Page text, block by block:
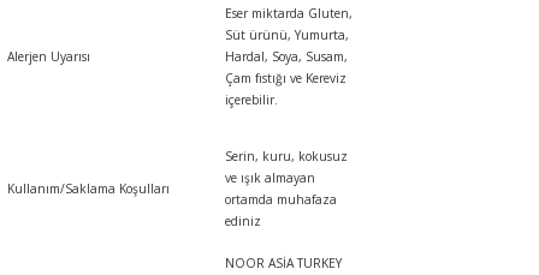
Alerjen Uyarısı
Eser miktarda Gluten,
Süt ürünü, Yumurta,
Hardal, Soya, Susam,
Çam fıstığı ve Kereviz
içerebilir.
Kullanım/Saklama Koşulları
Serin, kuru, kokusuz
ve ışık almayan
ortamda muhafaza
ediniz
NOOR ASİA TURKEY